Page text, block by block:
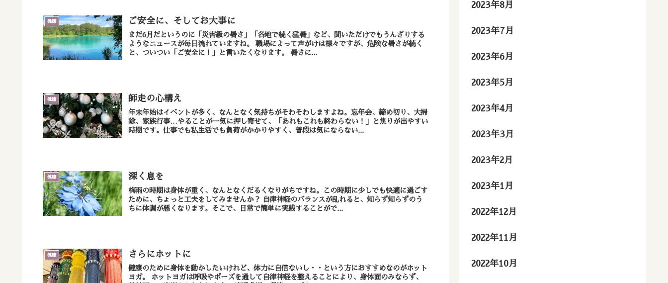
健康 ご安全に、そしてお大事に
まだ6月だというのに「災害級の暑さ」「各地で続く猛暑」など、聞いただけでもうんざりする
ようなニュースが毎日流れていますね。 職場によって声がけは様々ですが、危険な暑さが続く
と、ついつい「ご安全に！」と言いたくなります。 暑さに...
健康 師走の心構え
年末年始はイベントが多く、なんとなく気持ちがそわそわしますよね。忘年会、締め切り、大掃
除、家族行事…やることが一気に押し寄せて、「あれもこれも終わらない！」と焦りが出やすい
時期です。仕事でも私生活でも負荷がかかりやすく、普段は気にならない...
健康 深く息を
梅雨の時期は身体が重く、なんとなくだるくなりがちですね。この時期に少しでも快適に過ごす
ために、ちょっと工夫をしてみませんか？ 自律神経のバランスが乱れると、知らず知らずのう
ちに体調が悪くなります。そこで、日常で簡単に実践することがで...
健康 さらにホットに
健康のために身体を動かしたいけれど、体力に自信ないし・・という方におすすめなのがホット
ヨガ。 ホットヨガは呼吸やポーズを通して自律神経を整えることにより、身体面のみならず、
2023年8月
2023年7月
2023年6月
2023年5月
2023年4月
2023年3月
2023年2月
2023年1月
2022年12月
2022年11月
2022年10月